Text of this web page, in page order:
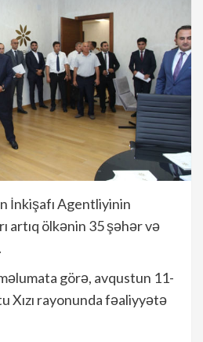
İnkişafı Agentliyinin
artıq ölkənin 35 şəhər və
görə, avqustun 11-
Xızı rayonunda fəaliyyətə